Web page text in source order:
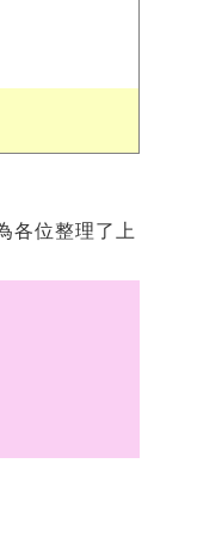
各位整理了上